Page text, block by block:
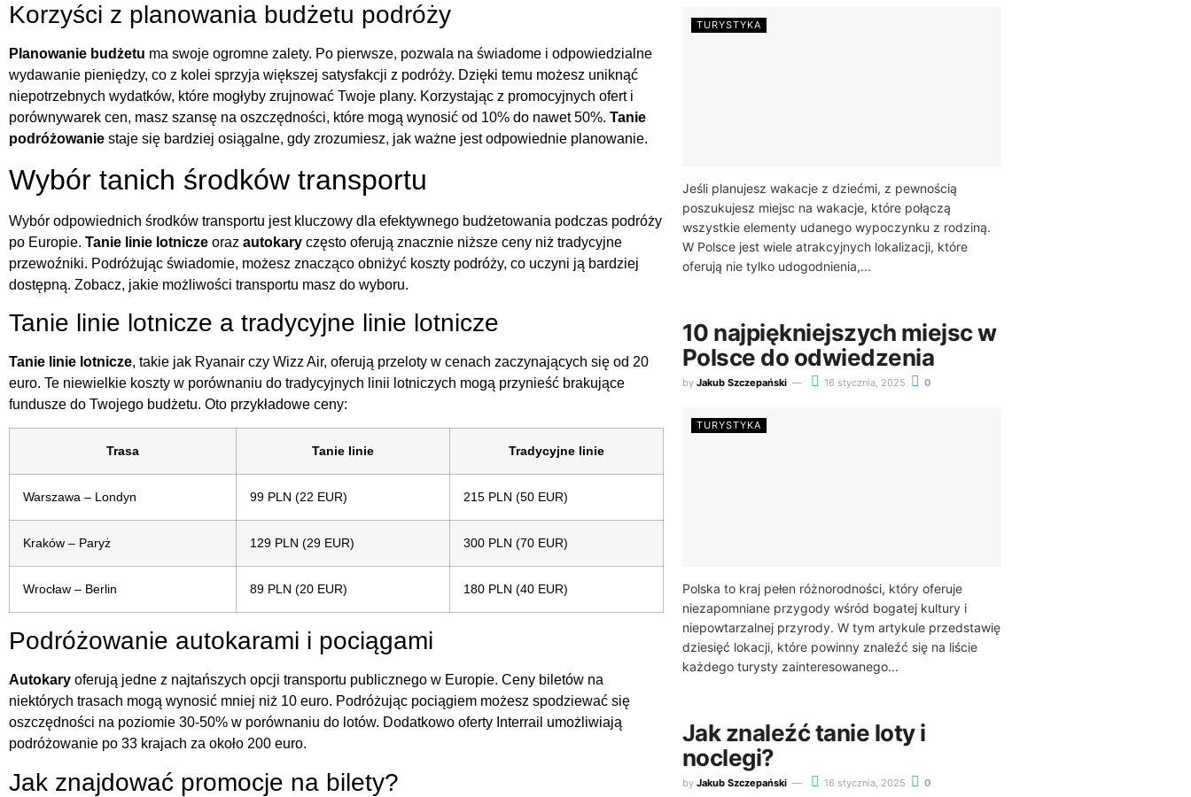
Korzyści z planowania budżetu podróży
Planowanie budżetu ma swoje ogromne zalety. Po pierwsze, pozwala na świadome i odpowiedzialne
wydawanie pieniędzy, co z kolei sprzyja większej satysfakcji z podróży. Dzięki temu możesz uniknąć
niepotrzebnych wydatków, które mogłyby zrujnować Twoje plany. Korzystając z promocyjnych ofert i
porównywarek cen, masz szansę na oszczędności, które mogą wynosić od 10% do nawet 50%. Tanie
podróżowanie staje się bardziej osiągalne, gdy zrozumiesz, jak ważne jest odpowiednie planowanie.
Wybór tanich środków transportu
Wybór odpowiednich środków transportu jest kluczowy dla efektywnego budżetowania podczas podróży
po Europie. Tanie linie lotnicze oraz autokary często oferują znacznie niższe ceny niż tradycyjne
przewoźniki. Podróżując świadomie, możesz znacząco obniżyć koszty podróży, co uczyni ją bardziej
dostępną. Zobacz, jakie możliwości transportu masz do wyboru.
Tanie linie lotnicze a tradycyjne linie lotnicze
Tanie linie lotnicze, takie jak Ryanair czy Wizz Air, oferują przeloty w cenach zaczynających się od 20
euro. Te niewielkie koszty w porównaniu do tradycyjnych linii lotniczych mogą przynieść brakujące
fundusze do Twojego budżetu. Oto przykładowe ceny:
Trasa Tanie linie Tradycyjne linie
Warszawa – Londyn 99 PLN (22 EUR) 215 PLN (50 EUR)
Kraków – Paryż 129 PLN (29 EUR) 300 PLN (70 EUR)
Wrocław – Berlin 89 PLN (20 EUR) 180 PLN (40 EUR)
Podróżowanie autokarami i pociągami
Autokary oferują jedne z najtańszych opcji transportu publicznego w Europie. Ceny biletów na
niektórych trasach mogą wynosić mniej niż 10 euro. Podróżując pociągiem możesz spodziewać się
oszczędności na poziomie 30-50% w porównaniu do lotów. Dodatkowo oferty Interrail umożliwiają
podróżowanie po 33 krajach za około 200 euro.
Jak znajdować promocje na bilety?
TURYSTYKA
Jeśli planujesz wakacje z dziećmi, z pewnością
poszukujesz miejsc na wakacje, które połączą
wszystkie elementy udanego wypoczynku z rodziną.
W Polsce jest wiele atrakcyjnych lokalizacji, które
oferują nie tylko udogodnienia,...
10 najpiękniejszych miejsc w
Polsce do odwiedzenia
by Jakub Szczepański 16 stycznia, 2025 0
TURYSTYKA
Polska to kraj pełen różnorodności, który oferuje
niezapomniane przygody wśród bogatej kultury i
niepowtarzalnej przyrody. W tym artykule przedstawię
dziesięć lokacji, które powinny znaleźć się na liście
każdego turysty zainteresowanego...
Jak znaleźć tanie loty i
noclegi?
by Jakub Szczepański 16 stycznia, 2025 0